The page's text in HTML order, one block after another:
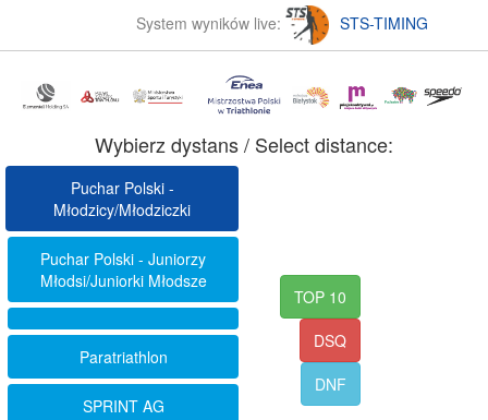
System wyników live: STS-TIMING
Wybierz dystans / Select distance:
Puchar Polski -
Młodzicy/Młodziczki
Puchar Polski - Juniorzy
Młodsi/Juniorki Młodsze
Paratriathlon
SPRINT AG
TOP 10
DSQ
DNF